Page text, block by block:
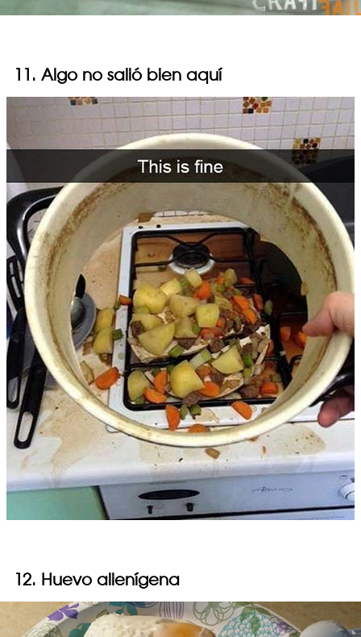
11. Algo no salió bien aquí
12. Huevo alienígena